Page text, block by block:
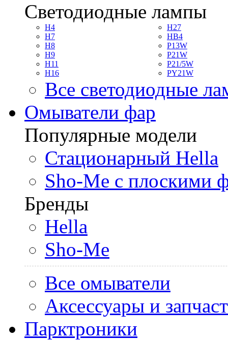
Светодиодные лампы
H4
H7
H8
H9
H11
H16
H27
HB4
P13W
P21W
P21/5W
PY21W
Все светодиодные
Омыватели фар
Популярные модели
Стационарный Hella
Sho-Me с плоскими
Бренды
Hella
Sho-Me
Все омыватели
Аксессуары и
Парктроники